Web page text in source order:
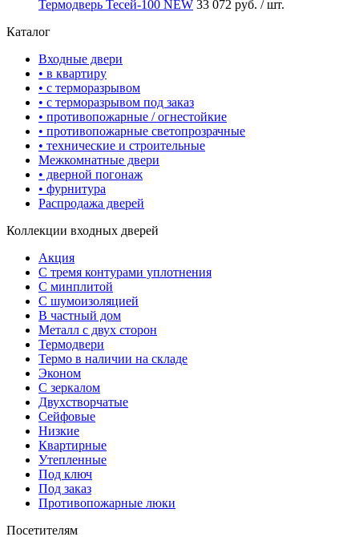
Термодверь Тесей-100 NEW 33 072 руб. / шт.
Каталог
Входные двери
• в квартиру
• с терморазрывом
• с терморазрывом под заказ
• противопожарные / огнестойкие
• противопожарные светопрозрачные
• технические и строительные
Межкомнатные двери
• дверной погонаж
• фурнитура
Распродажа дверей
Коллекции входных дверей
Акция
С тремя контурами уплотнения
С минплитой
С шумоизоляцией
В частный дом
Металл с двух сторон
Термодвери
Термо в наличии на складе
Эконом
С зеркалом
Двухстворчатые
Сейфовые
Низкие
Квартирные
Утепленные
Под ключ
Под заказ
Противопожарные люки
Посетителям